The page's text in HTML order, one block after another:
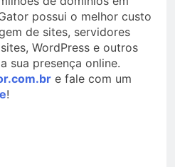
possui o melhor custo
de sites, servidores
WordPress e outros
sua presença online.
e fale com um
!